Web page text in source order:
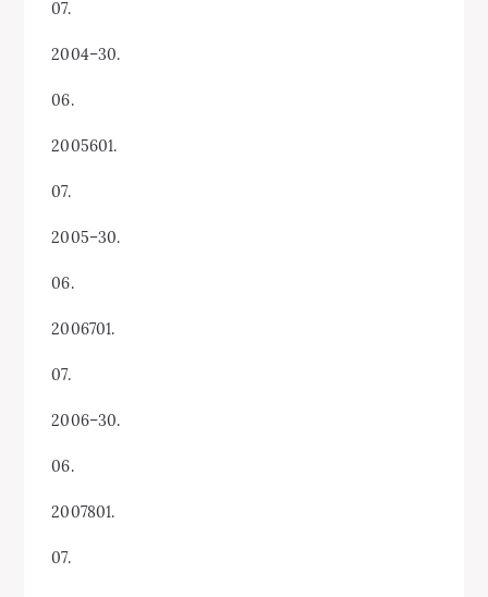
07.
2004–30.
06.
2005601.
07.
2005–30.
06.
2006701.
07.
2006–30.
06.
2007801.
07.